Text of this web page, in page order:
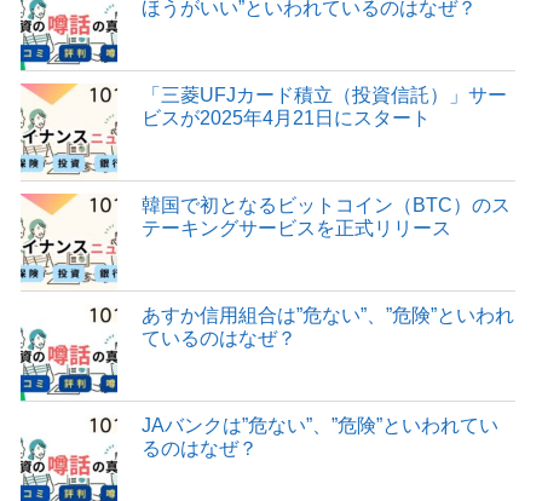
ほうがいい”といわれているのはなぜ？
「三菱UFJカード積立（投資信託）」サー
ビスが2025年4月21日にスタート
韓国で初となるビットコイン（BTC）のス
テーキングサービスを正式リリース
あすか信用組合は”危ない”、”危険”といわれ
ているのはなぜ？
JAバンクは”危ない”、”危険”といわれてい
るのはなぜ？